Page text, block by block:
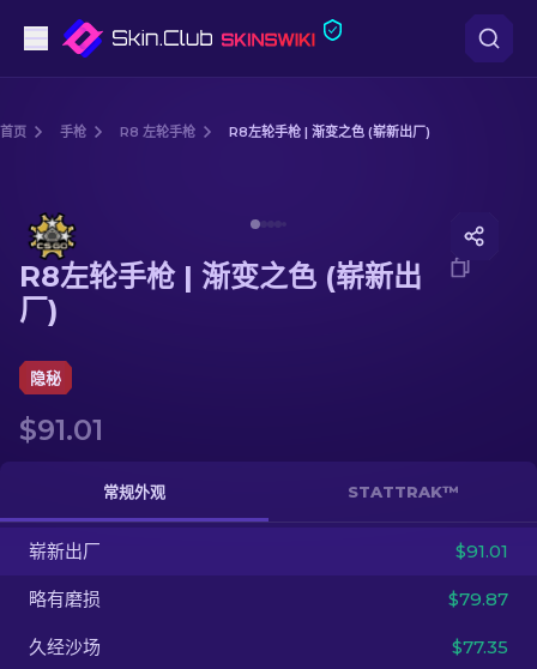
步枪
狙击步枪
其他
ZH-CN
首页 手枪 R8 左轮手枪 R8左轮手枪 | 渐变之色 (崭新出厂)
R8左轮手枪 | 渐变之色 (崭新出
厂)
隐秘
$91.01
常规外观 STATTRAK™
崭新出厂 $91.01
略有磨损 $79.87
久经沙场 $77.35